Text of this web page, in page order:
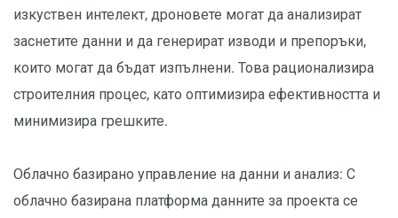
изкуствен интелект, дроновете могат да анализират
заснетите данни и да генерират изводи и препоръки,
които могат да бъдат изпълнени. Това рационализира
строителния процес, като оптимизира ефективността и
минимизира грешките.
Облачно базирано управление на данни и анализ: С
облачно базирана платформа данните за проекта се